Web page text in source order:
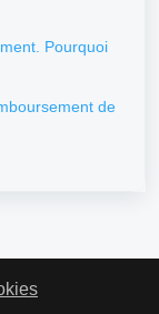
Pourquoi
de